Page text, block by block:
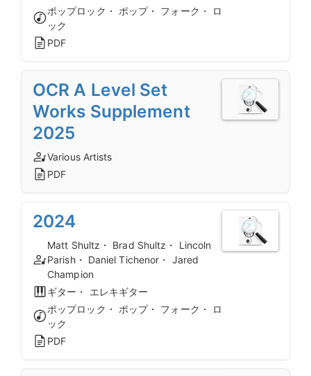
ポップロック・ ポップ・ フォーク・ ロ
ック
PDF
OCR A Level Set
Works Supplement
2025
Various Artists
PDF
2024
Matt Shultz・ Brad Shultz・ Lincoln
Parish・ Daniel Tichenor・ Jared
Champion
ギター・ エレキギター
ポップロック・ ポップ・ フォーク・ ロ
ック
PDF